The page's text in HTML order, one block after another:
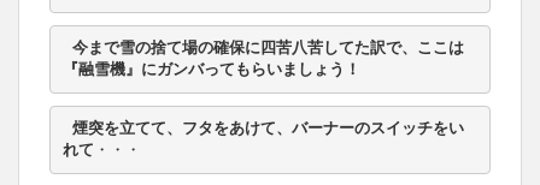
『融雪機』にガンバってもらいましょう！
れて ・・・